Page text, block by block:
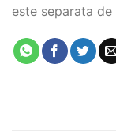
este separata